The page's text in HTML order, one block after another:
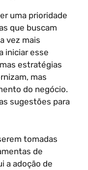
uma prioridade
que buscam
vez mais
iniciar esse
estratégias
mas
do negócio.
sugestões para
tomadas
de
a adoção de